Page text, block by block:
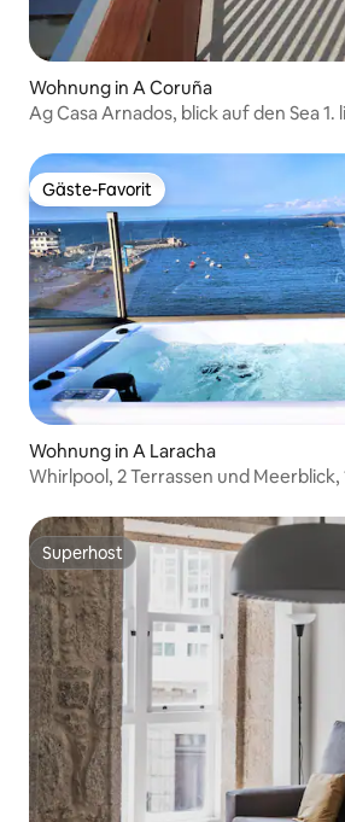
Wohnung in A Coruña
Ag Casa Arnados, blick auf den Sea 1.
Gäste-Favorit
Gäste-Favorit
Wohnung in A Laracha
Whirlpool, 2 Terrassen und Meerblick,
Superhost
Superhost